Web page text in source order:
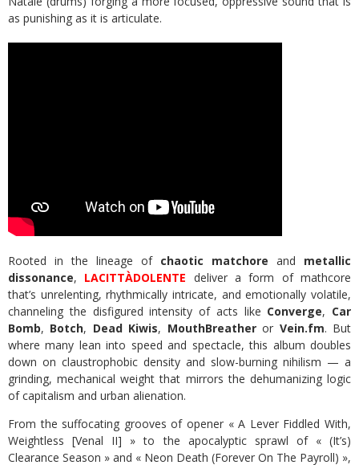
as punishing as it is articulate.
Rooted in the lineage of chaotic matchore and metallic
dissonance, LACITTÀDOLENTE deliver a form of mathcore
that’s unrelenting, rhythmically intricate, and emotionally volatile,
channeling the disfigured intensity of acts like Converge, Car
Bomb, Botch, Dead Kiwis, MouthBreatheror Vein.fm. But
where many lean into speed and spectacle, this album doubles
down on claustrophobic density and slow-burning nihilism — a
grinding, mechanical weight that mirrors the dehumanizing logic
of capitalism and urban alienation.
From the suffocating grooves of opener « A Lever Fiddled With,
Weightless [Venal II] » to the apocalyptic sprawl of « (It’s)
Clearance Season » and « Neon Death (Forever On The Payroll) »,